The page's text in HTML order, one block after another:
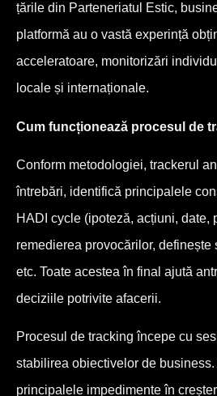
țările din Parteneriatul Estic,
platformă au o vastă experință
acceleratoare, monitorizări
locale și internaționale.
Cum funcționează procesul de
Conform metodologiei, trackerul
întrebări, identifică principalele
HADI cycle (ipoteză, acțiuni, date,
remedierea provocărilor,
etc. Toate acestea în final ajută
deciziile potrivite afacerii.
Procesul de tracking începe cu
stabilirea obiectivelor de
principalele impedimente în